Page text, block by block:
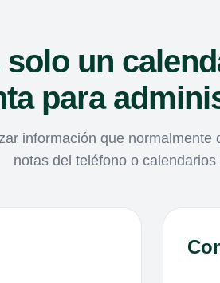
solo un
para
información que
notas del teléfono o calendarios